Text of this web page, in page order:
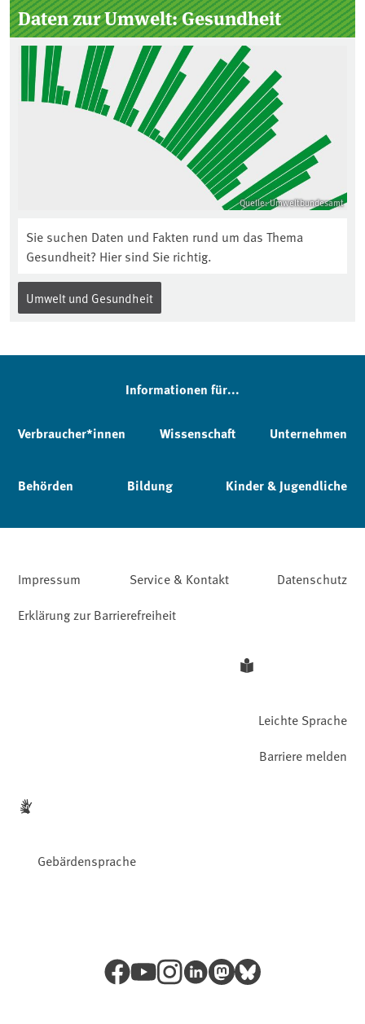
Daten zur Umwelt: Gesundheit
Quelle: Umweltbundesamt
Sie suchen Daten und Fakten rund um das Thema
Gesundheit? Hier sind Sie richtig.
Umwelt und Gesundheit
Informationen für...
Verbraucher*innen Wissenschaft Unternehmen
Behörden Bildung Kinder & Jugendliche
Impressum Service & Kontakt
Datenschutz
Erklärung zur Barrierefreiheit
Leichte Sprache
Gebärdensprache
Barriere melden